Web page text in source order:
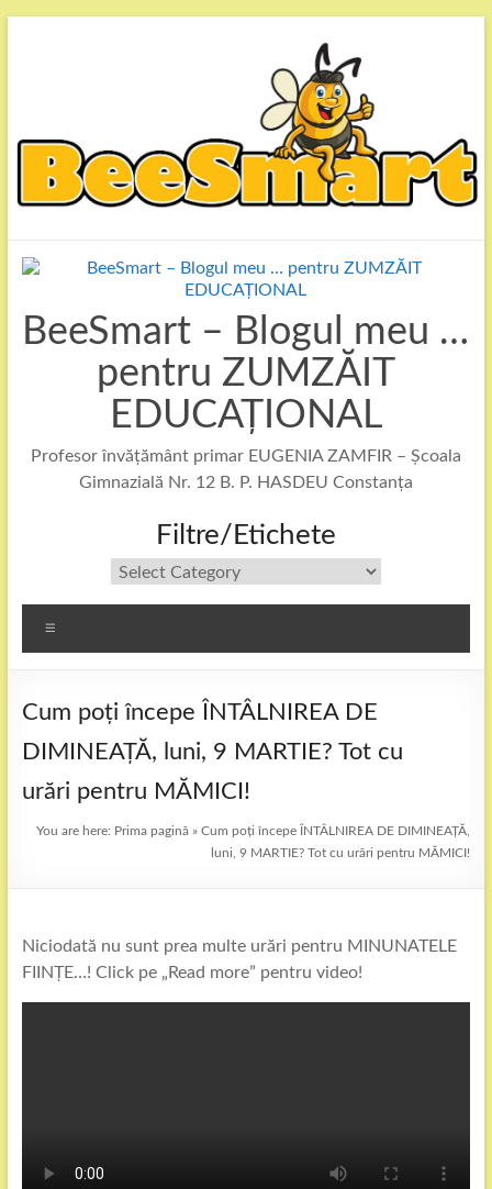
BeeSmart – Blogul meu …
pentru ZUMZĂIT
EDUCAȚIONAL
Profesor învățământ primar EUGENIA ZAMFIR – Școala
Gimnazială Nr. 12 B. P. HASDEU Constanța
Filtre/Etichete
Filtre/Etichete
Cum poți începe ÎNTÂLNIREA DE
DIMINEAȚĂ, luni, 9 MARTIE? Tot cu
urări pentru MĂMICI!
You are here: Prima pagină »Cum poți începe ÎNTÂLNIREA DE DIMINEAȚĂ,
luni, 9 MARTIE? Tot cu urări pentru MĂMICI!
Niciodată nu sunt prea multe urări pentru MINUNATELE
FIINȚE…! Click pe „Read more” pentru video!